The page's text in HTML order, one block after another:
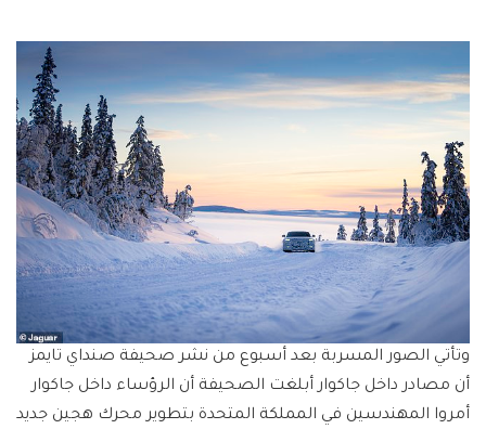
وتأتي الصور المسربة بعد أسبوع من نشر صحيفة صنداي تايمز
أن مصادر داخل جاكوار أبلغت الصحيفة أن الرؤساء داخل جاكوار
أمروا المهندسين في المملكة المتحدة بتطوير محرك هجين جديد